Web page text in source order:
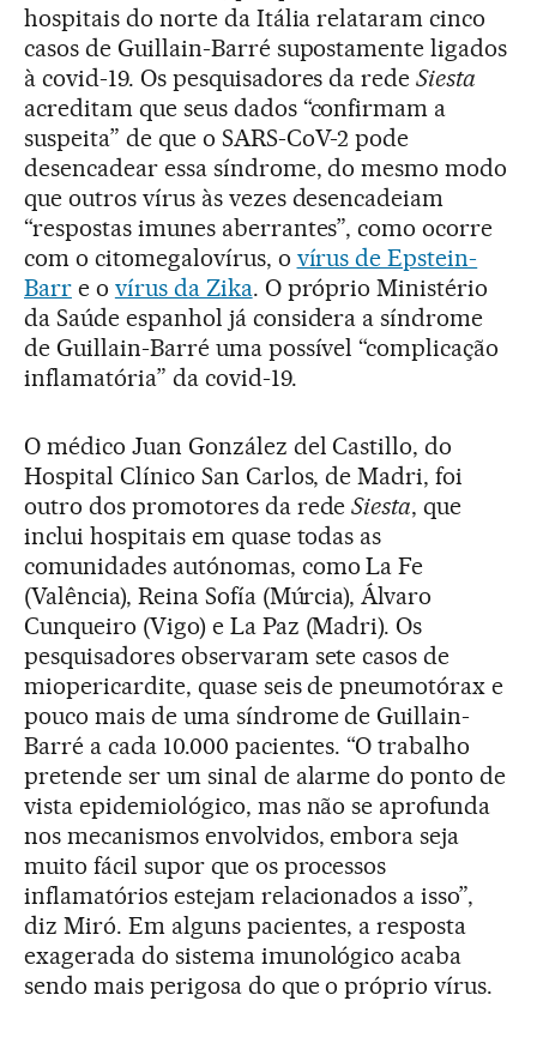
hospitais do norte da Itália relataram cinco
casos de Guillain-Barré supostamente ligados
à covid-19. Os pesquisadores da redeSiesta
acreditam que seus dados “confirmam a
suspeita” de que o SARS-CoV-2 pode
desencadear essa síndrome, do mesmo modo
que outros vírus às vezes desencadeiam
“respostas imunes aberrantes”, como ocorre
com o citomegalovírus, o vírus de Epstein-
Barre o vírus da Zika. O próprio Ministério
da Saúde espanhol já considera a síndrome
de Guillain-Barré uma possível “complicação
inflamatória” da covid-19.
O médico Juan González del Castillo, do
Hospital Clínico San Carlos, de Madri, foi
outro dos promotores da redeSiesta, que
inclui hospitais em quase todas as
comunidades autónomas, como La Fe
(Valência), Reina Sofía (Múrcia), Álvaro
Cunqueiro (Vigo) e La Paz (Madri). Os
pesquisadores observaram sete casos de
miopericardite, quase seis de pneumotórax e
pouco mais de uma síndrome de Guillain-
Barré a cada 10.000 pacientes. “O trabalho
pretende ser um sinal de alarme do ponto de
vista epidemiológico, mas não se aprofunda
nos mecanismos envolvidos, embora seja
muito fácil supor que os processos
inflamatórios estejam relacionados a isso”,
diz Miró. Em alguns pacientes, a resposta
exagerada do sistema imunológico acaba
sendo mais perigosa do que o próprio vírus.